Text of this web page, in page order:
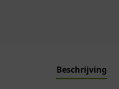
Beschrijving